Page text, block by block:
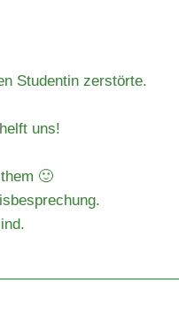
Studentin zerstörte.
uns!
🙂